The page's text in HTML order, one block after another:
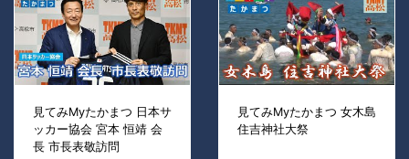
見てみMyたかまつ 日本サ
ッカー協会 宮本 恒靖 会
長 市長表敬訪問
見てみMyたかまつ 女木島
住吉神社大祭